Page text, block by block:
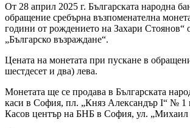
От 28 април 2025 г. Българската народна
обращение сребърна възпоменателна
години от рождението на Захари Стоянов“
„Българско възраждане“.
Цената на монетата при пускане в
шестдесет и два) лева.
Монетата ще се продава в Българската
каси в София, пл. „Княз Александър I“ № 1
Касов център на БНБ в София, ул.